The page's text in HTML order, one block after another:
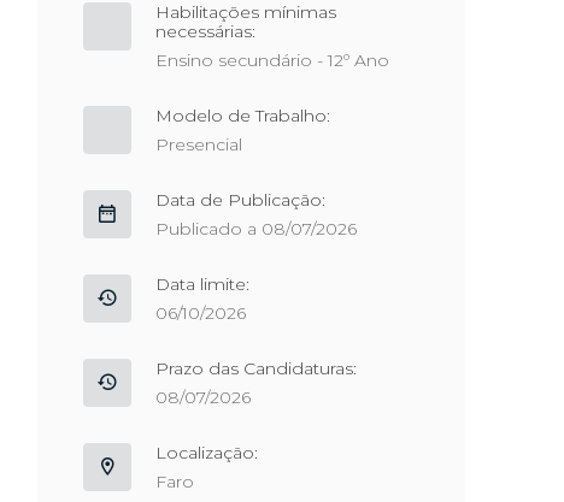
Habilitações mínimas
necessárias:
Ensino secundário - 12º Ano
Modelo de Trabalho:
Presencial
Data de Publicação:
Publicado a 08/07/2026
Data limite:
06/10/2026
Prazo das Candidaturas:
08/07/2026
Localização:
Faro